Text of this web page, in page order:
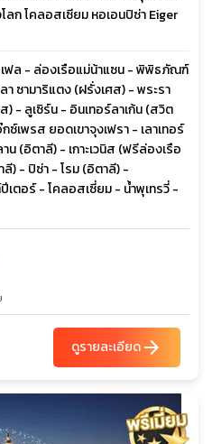
ก โคลอสเซียม หอเอนปิซ่า Eiger
ขาจุงเฟรา มิลาน เมื่องเเห่งเเฟชั่น
ฟล - ล่องเรือแม่น้าแซน - พิพิธภัณฑ์
ซามาริแตง (ฝรั่งเศส) - พระรา
- ลูเซิร์น - อินเทอร์ลาเก้น (สวิต
ซ์เพรส ยอดเขาจุงเฟรา - เลาเทอร์
(อิตาลี) - เกาะเวนิส (ฟรีล่องเรือ
ลี) - ปิซ่า - โรม (อิตาลี) -
เตอร์ - โคลอสเซี่ยม - น้ำพุเทรวี่ -
ดูรายละเอียดarrow_forward